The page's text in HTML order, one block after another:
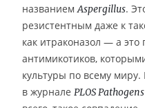
названиемAspergillus.
резистентным даже к
как итраконазол — а
антимикотиков,
культуры по всему миру.
в журнале PLOS Pathogens